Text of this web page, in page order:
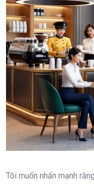
Tôi muốn nhấn mạnh